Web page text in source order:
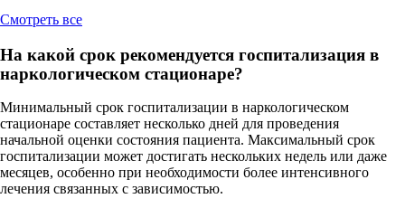
Cмотреть все
На какой срок рекомендуется госпитализация в
наркологическом стационаре?
Минимальный срок госпитализации в наркологическом
стационаре составляет несколько дней для проведения
начальной оценки состояния пациента. Максимальный срок
госпитализации может достигать нескольких недель или даже
месяцев, особенно при необходимости более интенсивного
лечения связанных с зависимостью.